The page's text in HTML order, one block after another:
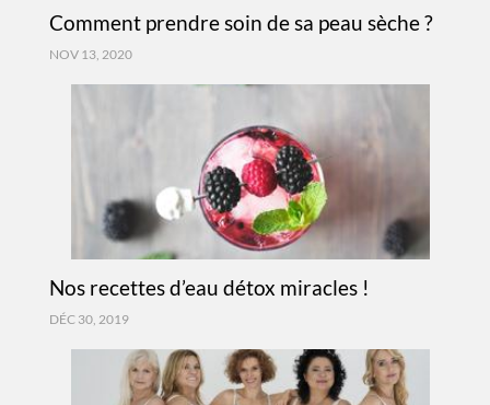
Comment prendre soin de sa peau sèche ?
NOV 13, 2020
Nos recettes d’eau détox miracles !
DÉC 30, 2019